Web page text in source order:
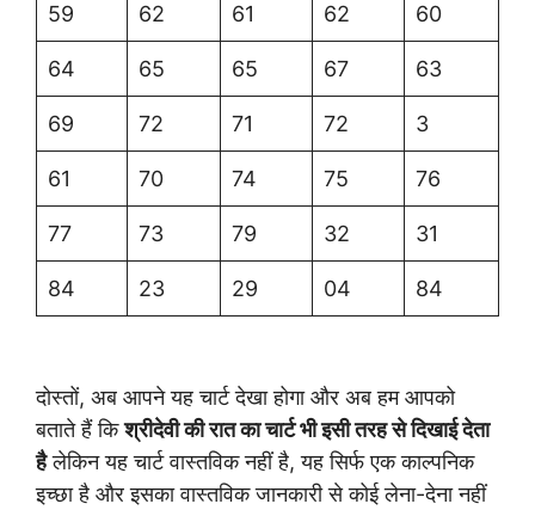
59 62 61 62 60
64 65 65 67 63
69 72 71 72 3
61 70 74 75 76
77 73 79 32 31
84 23 29 04 84
दोस्तों, अब आपने यह चार्ट देखा होगा और अब हम आपको
बताते हैं किश्रीदेवी की रात का चार्ट भी इसी तरह से दिखाई देता
हैलेकिन यह चार्ट वास्तविक नहीं है, यह सिर्फ एक काल्पनिक
इच्छा है और इसका वास्तविक जानकारी से कोई लेना-देना नहीं